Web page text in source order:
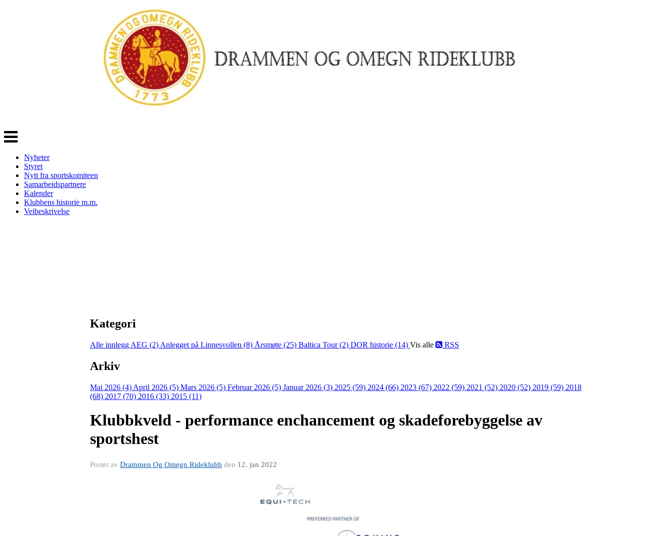
Veksle
navigasjon
Nyheter
Styret
Nytt fra sportskomiteen
Samarbeidspartnere
Kalender
Klubbens historie m.m.
Veibeskrivelse
Kategori
Alle innlegg AEG (2) Anlegget på Linnesvollen (8) Årsmøte (25) Baltica Tour (2) DOR historie (14) Vis alle RSS
Arkiv
Mai 2026 (4) April 2026 (5) Mars 2026 (5) Februar 2026 (5) Januar 2026 (3) 2025 (59) 2024 (66) 2023 (67) 2022 (59) 2021 (52) 2020 (52) 2019 (59) 2018
(68) 2017 (70) 2016 (33) 2015 (11)
Klubbkveld - performance enchancement og skadeforebyggelse av
sportshest
Postet av Drammen Og Omegn Rideklubb den 12. jan 2022